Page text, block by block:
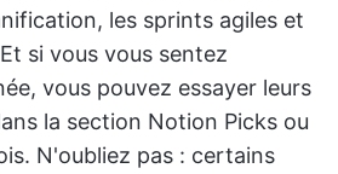
les sprints agiles et
si vous vous sentez
vous pouvez essayer leurs
la section Notion Picks ou
N'oubliez pas : certains